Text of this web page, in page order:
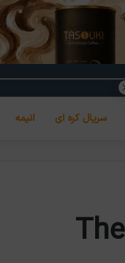
سریال کره ای انیمه